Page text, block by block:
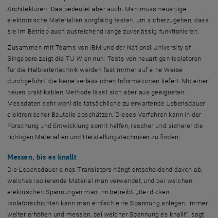
Architekturen. Das bedeutet aber auch: Man muss neuartige
elektronische Materialien sorgfältig testen, um sicherzugehen, dass
sie im Betrieb auch ausreichend lange zuverlässig funktionieren.
Zusammen mit Teams von IBM und der National University of
Singapore zeigt die TU Wien nun: Tests von neuartigen Isolatoren
für die Halbleitertechnik werden fast immer auf eine Weise
durchgeführt, die keine verlässlichen Informationen liefert. Mit einer
neuen praktikablen Methode lässt sich aber aus geeigneten
Messdaten sehr wohl die tatsächliche zu erwartende Lebensdauer
elektronischer Bauteile abschätzen. Dieses Verfahren kann in der
Forschung und Entwicklung somit helfen, rascher und sicherer die
richtigen Materialien und Herstellungstechniken zu finden.
Messen, bis es knallt
Die Lebensdauer eines Transistors hängt entscheidend davon ab,
welches isolierende Material man verwendet, und bei welchen
elektrischen Spannungen man ihn betreibt. „Bei dicken
Isolatorschichten kann man einfach eine Spannung anlegen, immer
weiter erhöhen und messen, bei welcher Spannung es knallt“, sagt